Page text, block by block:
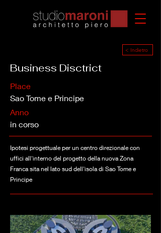
< Indietro
Business Disctrict
Place
Sao Tome e Principe
Anno
in corso
Ipotesi progettuale per un centro direzionale con
uffici all'interno del progetto della nuova Zona
Franca sita nel lato sud dell'isola di Sao Tome e
Principe